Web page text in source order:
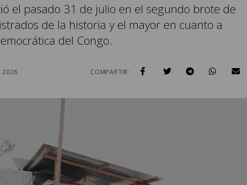
el pasado 31 de julio en el segundo brote de
de la historia y el mayor en cuanto a
del Congo.
2026 COMPARTIR: